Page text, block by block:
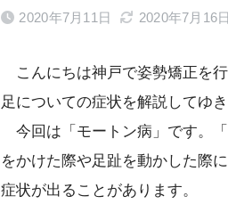
2020年7月11日 2020年7月16日
こんにちは神戸で姿勢矯正を
足についての症状を解説してゆき
今回は「モートン病」です。
をかけた際や足趾を動かした際
症状が出ることがあります。